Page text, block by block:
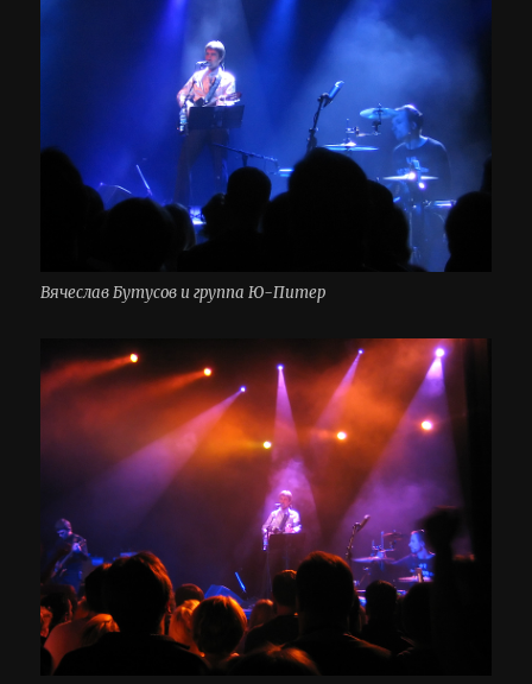
Вячеслав Бутусов и группа Ю-Питер